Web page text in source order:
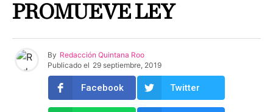
PROMUEVE LEY
By Redacción Quintana Roo
Publicado el 29 septiembre, 2019
Facebook Twitter